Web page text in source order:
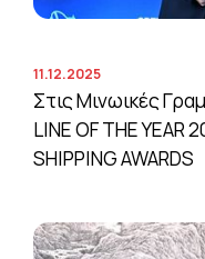
11.12.2025
Στις Μινωικές
LINE OF THE YEAR
SHIPPING AWARDS